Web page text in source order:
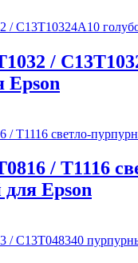
/
Epson
/ T1116
Epson